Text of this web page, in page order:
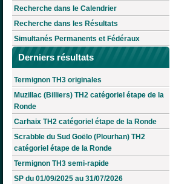
Recherche dans le Calendrier
Recherche dans les Résultats
Simultanés Permanents et Fédéraux
Derniers résultats
Termignon TH3 originales
Muzillac (Billiers) TH2 catégoriel étape de la
Ronde
Carhaix TH2 catégoriel étape de la Ronde
Scrabble du Sud Goëlo (Plourhan) TH2
catégoriel étape de la Ronde
Termignon TH3 semi-rapide
SP du 01/09/2025 au 31/07/2026